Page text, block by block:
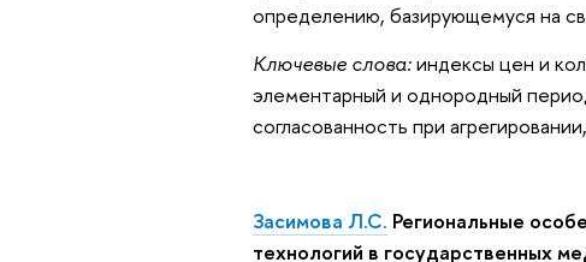
определению, базирующемуся на
Ключевые слова:индексы цен и
элементарный и однородный
согласованность при
Засимова Л.С. Региональные
технологий в государственных